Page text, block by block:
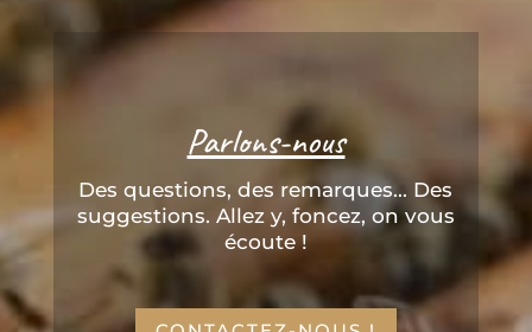
Parlons-nous
Des questions, des remarques... Des
suggestions. Allez y, foncez, on vous
écoute !